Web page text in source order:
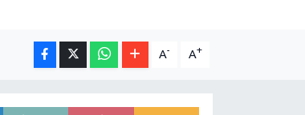
A- A+